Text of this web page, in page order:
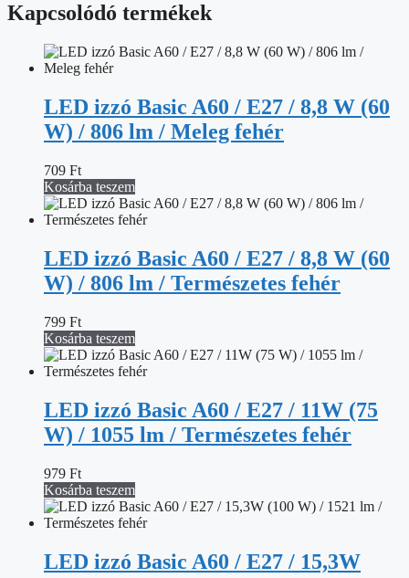
Kapcsolódó termékek
LED izzó Basic A60 / E27 / 8,8 W (60
W) / 806 lm / Meleg fehér
709 Ft
Kosárba teszem
LED izzó Basic A60 / E27 / 8,8 W (60
W) / 806 lm / Természetes fehér
799 Ft
Kosárba teszem
LED izzó Basic A60 / E27 / 11W (75
W) / 1055 lm / Természetes fehér
979 Ft
Kosárba teszem
LED izzó Basic A60 / E27 / 15,3W